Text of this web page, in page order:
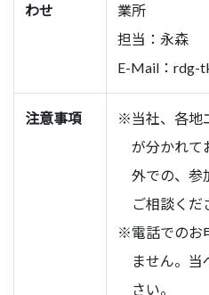
わせ
業所
担当：永森
E-Mail： rdg-
注意事項
※当社、各地
が分かれて
外での、参
ご相談くだ
※電話でのお
ません。当
さい。